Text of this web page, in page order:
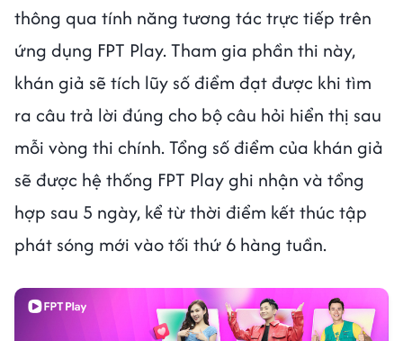
thông qua tính năng tương tác trực tiếp trên
ứng dụng FPT Play. Tham gia phần thi này,
khán giả sẽ tích lũy số điểm đạt được khi tìm
ra câu trả lời đúng cho bộ câu hỏi hiển thị sau
mỗi vòng thi chính. Tổng số điểm của khán giả
sẽ được hệ thống FPT Play ghi nhận và tổng
hợp sau 5 ngày, kể từ thời điểm kết thúc tập
phát sóng mới vào tối thứ 6 hàng tuần.